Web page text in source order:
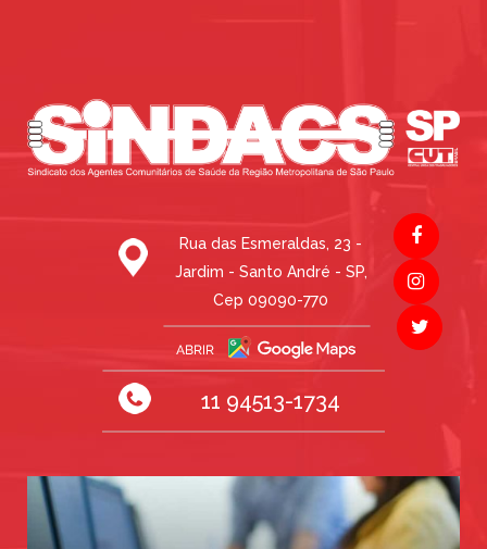
Rua das Esmeraldas, 23 -
Jardim - Santo André - SP,
Cep 09090-770
11 94513-1734